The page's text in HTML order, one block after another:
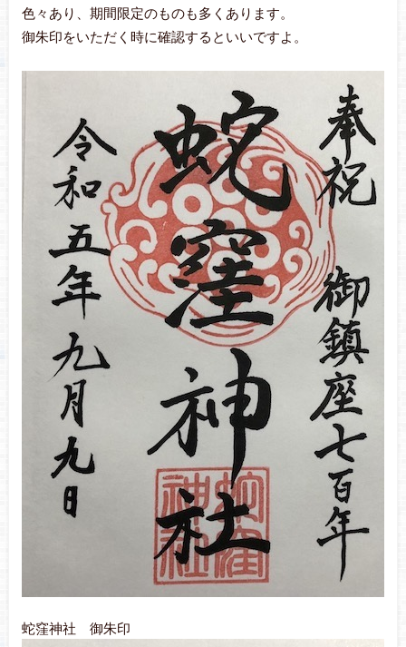
色々あり、期間限定のものも多くあります。
御朱印をいただく時に確認するといいですよ。
蛇窪神社 御朱印